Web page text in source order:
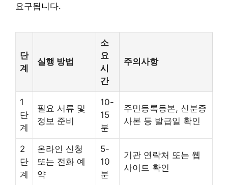
요구됩니다.
단
계
실행 방법
소
요
시
간
주의사항
1
단
계
필요 서류 및
정보 준비
10-
15
분
주민등록등본, 신분증
사본 등 발급일 확인
2
단
계
온라인 신청
또는 전화 예
약
5-
10
분
기관 연락처 또는 웹
사이트 확인